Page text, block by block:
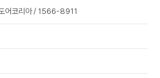
어코리아 / 1566-8911